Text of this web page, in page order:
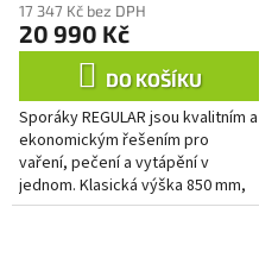
17 347 Kč bez DPH
20 990 Kč
DO KOŠÍKU
Sporáky REGULAR jsou kvalitním a
ekonomickým řešením pro
vaření, pečení a vytápění v
jednom. Klasická výška 850 mm,
smaltovaná trouba s prosklenými